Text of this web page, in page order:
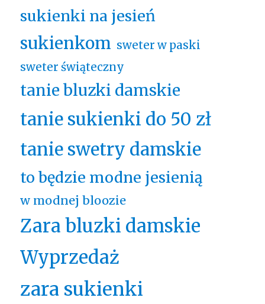
sukienki na jesień
sukienkom sweter w paski
sweter świąteczny
tanie bluzki damskie
tanie sukienki do 50 zł
tanie swetry damskie
to będzie modne jesienią
w modnej bloozie
Zara bluzki damskie
Wyprzedaż
zara sukienki